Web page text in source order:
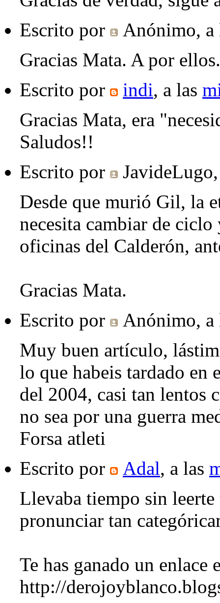
Escrito por
Anónimo,
Gracias Mata. A por
Escrito por
indi, a las
Gracias Mata, era
Saludos!!
Escrito por
JavideLugo
Desde que murió Gil, la
necesita cambiar de
oficinas del Calderón,
Gracias Mata.
Escrito por
Anónimo,
Muy buen artículo,
lo que habeis tardado en
del 2004, casi tan lentos
no sea por una guerra
Forsa atleti
Escrito por
Adal, a las
Llevaba tiempo sin
pronunciar tan
Te has ganado un enlace
http://